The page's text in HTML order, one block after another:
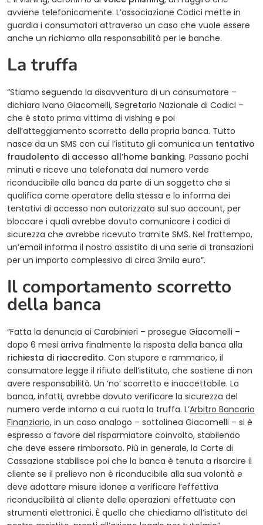
avviene telefonicamente. L’associazione Codici mette in
guardia i consumatori attraverso un caso che vuole essere
anche un richiamo alla responsabilità per le banche.
La truffa
“Stiamo seguendo la disavventura di un consumatore –
dichiara Ivano Giacomelli, Segretario Nazionale di Codici –
che è stato prima vittima di vishing e poi
dell’atteggiamento scorretto della propria banca. Tutto
nasce da un SMS con cui l’istituto gli comunica un tentativo
fraudolento di accesso all’home banking. Passano pochi
minuti e riceve una telefonata dal numero verde
riconducibile alla banca da parte di un soggetto che si
qualifica come operatore della stessa e lo informa dei
tentativi di accesso non autorizzato sul suo account, per
bloccare i quali avrebbe dovuto comunicare i codici di
sicurezza che avrebbe ricevuto tramite SMS. Nel frattempo,
un’email informa il nostro assistito di una serie di transazioni
per un importo complessivo di circa 3mila euro”.
Il comportamento scorretto
della banca
“Fatta la denuncia ai Carabinieri – prosegue Giacomelli –
dopo 6 mesi arriva finalmente la risposta della banca alla
richiesta di riaccredito. Con stupore e rammarico, il
consumatore legge il rifiuto dell’istituto, che sostiene di non
avere responsabilità. Un ‘no’ scorretto e inaccettabile. La
banca, infatti, avrebbe dovuto verificare la sicurezza del
numero verde intorno a cui ruota la truffa. L’Arbitro Bancario
Finanziario(opens in a new tab)
, in un caso analogo – sottolinea Giacomelli – si è
espresso a favore del risparmiatore coinvolto, stabilendo
che deve essere rimborsato. Più in generale, la Corte di
Cassazione stabilisce poi che la banca è tenuta a risarcire il
cliente se il prelievo non è riconducibile alla sua volontà e
deve adottare misure idonee a verificare l’effettiva
riconducibilità al cliente delle operazioni effettuate con
strumenti elettronici. È quello che chiediamo all’istituto del